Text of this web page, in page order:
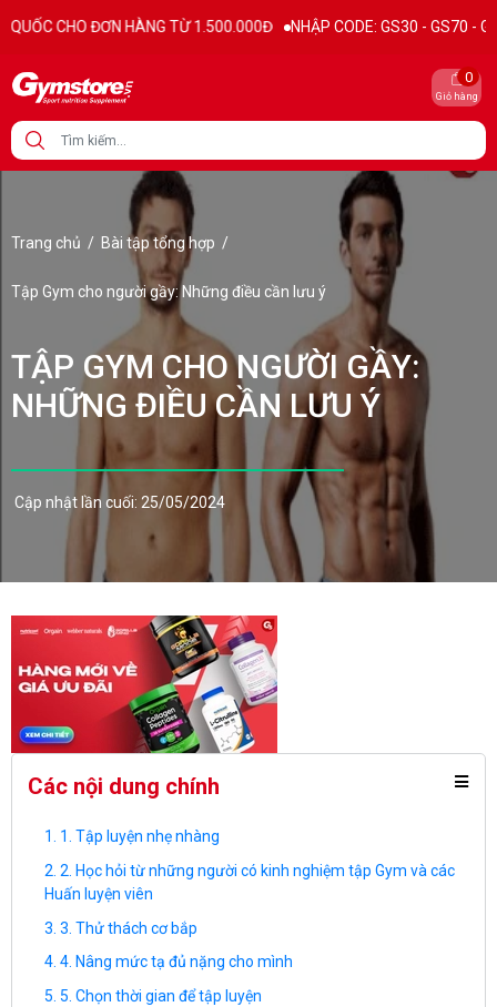
ĐƠN HÀNG TỪ 1.500.000Đ NHẬP CODE: GS30 - GS70 - GS100 giảm
Giỏ hàng
0
Trang chủ / Bài tập tổng hợp /
Tập Gym cho người gầy: Những điều cần lưu ý
TẬP GYM CHO NGƯỜI GẦY:
NHỮNG ĐIỀU CẦN LƯU Ý
Cập nhật lần cuối: 25/05/2024
Các nội dung chính
1. Tập luyện nhẹ nhàng
2. Học hỏi từ những người có kinh nghiệm tập Gym và các
Huấn luyện viên
3. Thử thách cơ bắp
4. Nâng mức tạ đủ nặng cho mình
5. Chọn thời gian để tập luyện